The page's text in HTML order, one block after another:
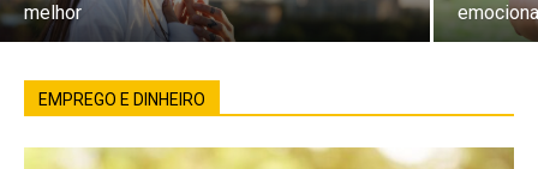
melhor
EMPREGO E DINHEIRO